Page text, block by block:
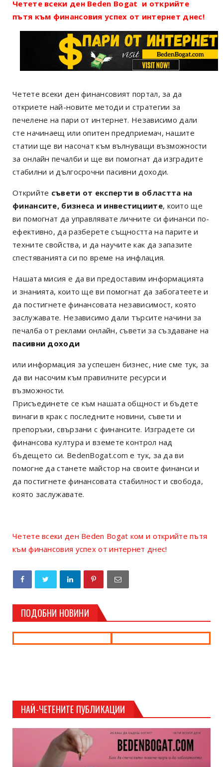
Четете всеки ден Beden Bogat и открийте
пътя към финансовия успех от интернет днес!
Четете всеки ден финансовият портал, за да
откриете най-новите методи и стратегии за
печелене на пари от интернет. Независимо дали
сте начинаещ или опитен предприемач, нашите
статии ще ви насочат към вълнуващи възможности
за онлайн печалби и ще ви помогнат да изградите
стабилни и дългосрочни пасивни доходи.
Открийте съвети от експерти в областта на
финансите, бизнеса и инвестициите, които ще
ви помогнат да управлявате личните си финанси по-
ефективно, да разберете същността на парите и
техните свойства, и да научите как да запазите
спестяванията си по време на инфлация.
Нашата мисия е да ви предоставим информацията
и знанията, които ще ви помогнат да забогатеете и
да постигнете финансовата независимост, която
заслужавате. Независимо дали търсите начини за
печалба от реклами онлайн, съвети за създаване на
пасивни доходи
или информация за успешен бизнес, ние сме тук, за
да ви насочим към правилните ресурси и
възможности.
Присъединете се към нашата общност и бъдете
винаги в крак с последните новини, съвети и
препоръки, свързани с финансите. Изградете си
финансова култура и вземете контрол над
бъдещето си. BedenBogat.com е тук, за да ви
помогне да станете майстор на своите финанси и
да постигнете финансовата стабилност и свобода,
която заслужавате.
Четете всеки ден Beden Bogat ком и открийте пътя
към финансовия успех от интернет днес!
ПОДОБНИ НОВИНИ
НАЙ-ЧЕТЕНИТЕ ПУБЛИКАЦИИ